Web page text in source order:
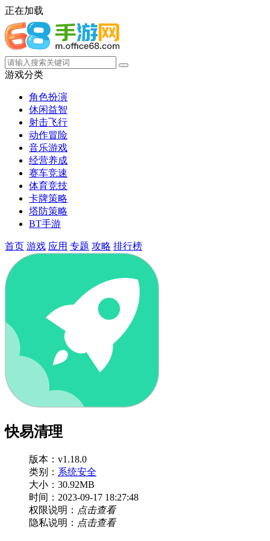
正在加载
游戏分类
角色扮演
休闲益智
射击飞行
动作冒险
音乐游戏
经营养成
赛车竞速
体育竞技
卡牌策略
塔防策略
BT手游
首页 游戏 应用 专题 攻略 排行榜
快易清理
版本：v1.18.0
类别： 系统安全
大小：30.92MB
时间：2023-09-17 18:27:48
权限说明： 点击查看
隐私说明： 点击查看